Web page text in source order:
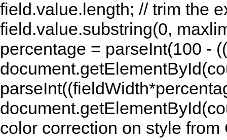
field.value.length; // trim the
field.value.substring(0,
percentage = parseInt(100 -
color correction on style